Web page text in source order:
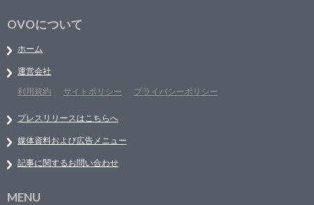
OVOについて
ホーム
運営会社
利用規約
サイトポリシー プライバシーポリシー
プレスリリースはこちらへ
媒体資料および広告メニュー
記事に関するお問い合わせ
MENU